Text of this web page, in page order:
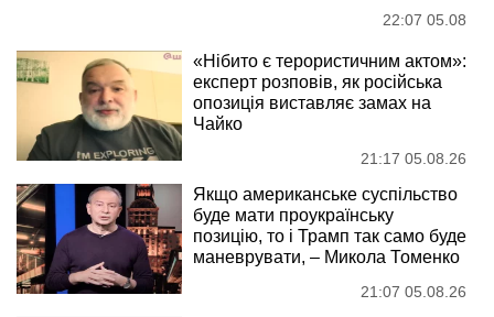
22:07 05.08
«Нібито є терористичним актом»:
експерт розповів, як російська
опозиція виставляє замах на
Чайко
21:17 05.08.26
Якщо американське суспільство
буде мати проукраїнську
позицію, то і Трамп так само буде
маневрувати, – Микола Томенко
21:07 05.08.26